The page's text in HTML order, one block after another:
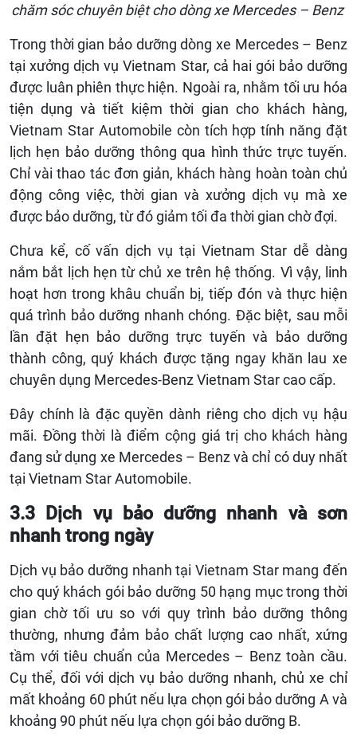
chăm sóc chuyên biệt cho dòng xe Mercedes – Benz
Trong thời gian bảo dưỡng dòng xe Mercedes – Benz
tại xưởng dịch vụ Vietnam Star, cả hai gói bảo dưỡng
được luân phiên thực hiện. Ngoài ra, nhằm tối ưu hóa
tiện dụng và tiết kiệm thời gian cho khách hàng,
Vietnam Star Automobile còn tích hợp tính năng đặt
lịch hẹn bảo dưỡng thông qua hình thức trực tuyến.
Chỉ vài thao tác đơn giản, khách hàng hoàn toàn chủ
động công việc, thời gian và xưởng dịch vụ mà xe
được bảo dưỡng, từ đó giảm tối đa thời gian chờ đợi.
Chưa kể, cố vấn dịch vụ tại Vietnam Star dễ dàng
nắm bắt lịch hẹn từ chủ xe trên hệ thống. Vì vậy, linh
hoạt hơn trong khâu chuẩn bị, tiếp đón và thực hiện
quá trình bảo dưỡng nhanh chóng. Đặc biệt, sau mỗi
lần đặt hẹn bảo dưỡng trực tuyến và bảo dưỡng
thành công, quý khách được tặng ngay khăn lau xe
chuyên dụng Mercedes-Benz Vietnam Star cao cấp.
Đây chính là đặc quyền dành riêng cho dịch vụ hậu
mãi. Đồng thời là điểm cộng giá trị cho khách hàng
đang sử dụng xe Mercedes – Benz và chỉ có duy nhất
tại Vietnam Star Automobile.
3.3 Dịch vụ bảo dưỡng nhanh và sơn
nhanh trong ngày
Dịch vụ bảo dưỡng nhanh tại Vietnam Star mang đến
cho quý khách gói bảo dưỡng 50 hạng mục trong thời
gian chờ tối ưu so với quy trình bảo dưỡng thông
thường, nhưng đảm bảo chất lượng cao nhất, xứng
tầm với tiêu chuẩn của Mercedes – Benz toàn cầu.
Cụ thể, đối với dịch vụ bảo dưỡng nhanh, chủ xe chỉ
mất khoảng 60 phút nếu lựa chọn gói bảo dưỡng A và
khoảng 90 phút nếu lựa chọn gói bảo dưỡng B.